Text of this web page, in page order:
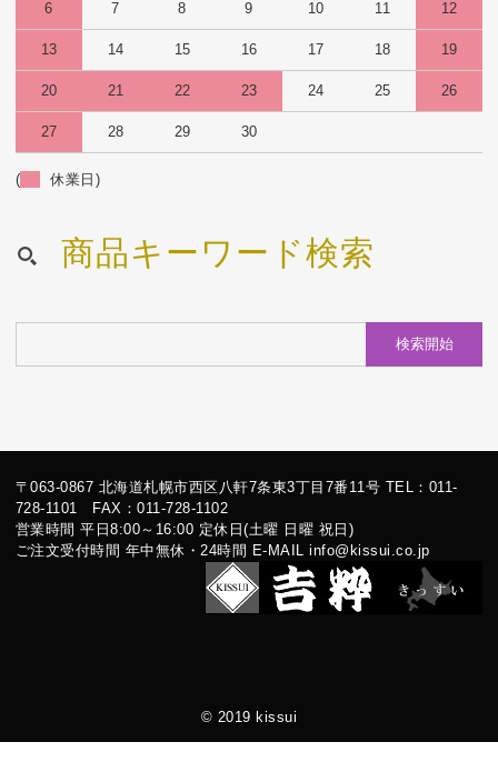
6 7 8 9 10 11 12
13 14 15 16 17 18 19
20 21 22 23 24 25 26
27 28 29 30
( 休業日)
商品キーワード検索
〒063-0867 北海道札幌市西区八軒7条東3丁目7番11号 TEL：011-
728-1101 FAX：011-728-1102
営業時間 平日8:00～16:00 定休日(土曜 日曜 祝日)
ご注文受付時間 年中無休・24時間 E-MAIL info@kissui.co.jp
© 2019 kissui